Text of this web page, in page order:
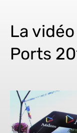
La
Ports